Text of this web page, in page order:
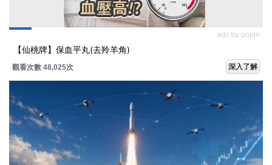
ads by popIn
【仙桃牌】保血平丸(去羚羊角)
觀看次數 48,044次 深入了解